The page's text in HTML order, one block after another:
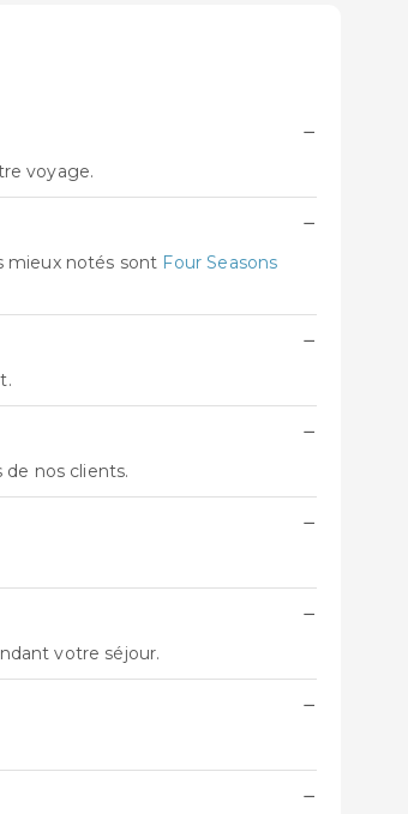
−
voyage.
−
mieux notés sont Four Seasons
−
−
de nos clients.
−
−
votre séjour.
−
−